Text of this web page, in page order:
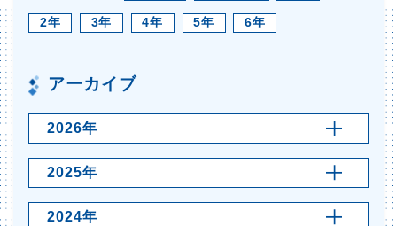
2年 3年 4年 5年 6年
アーカイブ
2026年
2025年
2024年